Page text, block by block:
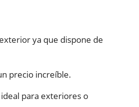
ya que dispone de
precio increíble.
para exteriores o